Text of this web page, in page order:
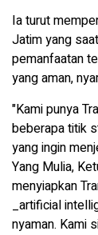
Ia turut
Jatim yang
pemanfaatan
yang aman,
"Kami punya
beberapa titik
yang ingin
Yang Mulia,
menyiapkan
_artificial
nyaman. Kami